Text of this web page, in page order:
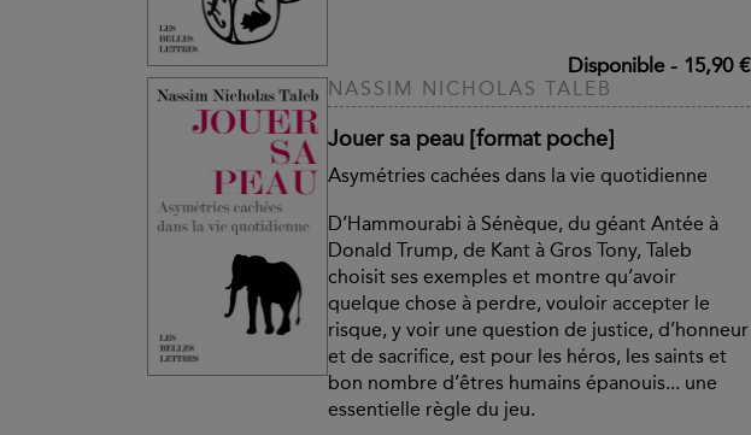
Disponible- 15,90 €
NASSIM NICHOLAS TALEB
Jouer sa peau [format poche]
Asymétries cachées dans la vie quotidienne
D’Hammourabi à Sénèque, du géant Antée à
Donald Trump, de Kant à Gros Tony, Taleb
choisit ses exemples et montre qu’avoir
quelque chose à perdre, vouloir accepter le
risque, y voir une question de justice, d’honneur
et de sacrifice, est pour les héros, les saints et
bon nombre d’êtres humains épanouis... une
essentielle règle du jeu.